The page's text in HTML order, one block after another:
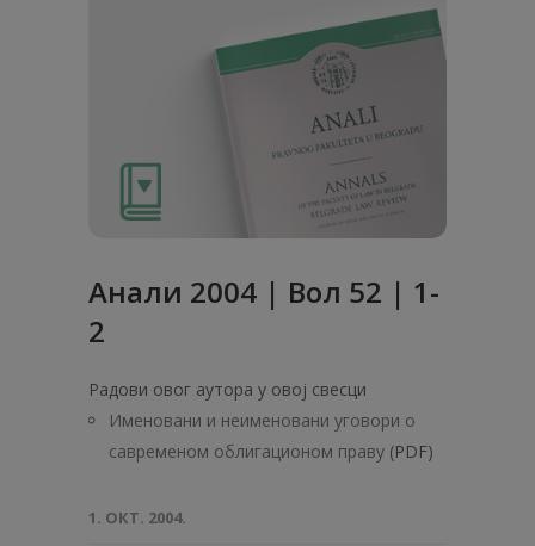
Анали 2004 | Вол 52 | 1-
2
Радови овог аутора у овој свесци
Именовани и неименовани уговори о
савременом облигационом праву (PDF)
1. ОКТ. 2004.